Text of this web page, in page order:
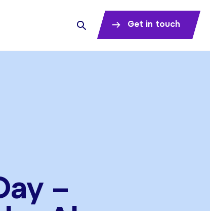
Get in touch
–